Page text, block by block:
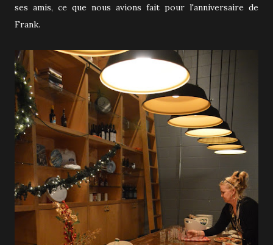
ses amis, ce que nous avions fait pour l'anniversaire de
Frank.